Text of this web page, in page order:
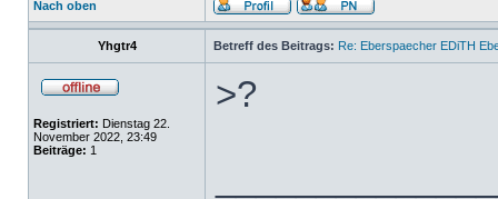
Nach oben
Yhgtr4 Betreff des Beitrags: Re: Eberspaecher EDiTH
Registriert: Dienstag 22.
November 2022, 23:49
Beiträge: 1
>?